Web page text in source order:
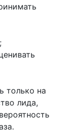
только на
лида,